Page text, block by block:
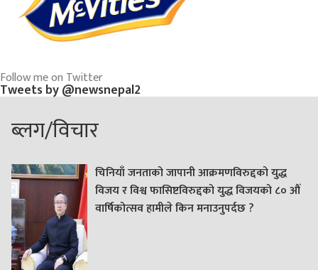
Follow me on Twitter
Tweets by @newsnepal2
ब्लग/विचार
चिनियाँ जनताको जापानी आक्रमणविरुद्दको युद्ध
विजय र विश्व फासिष्टविरुद्दको युद्ध विजयको ८० औं
वार्षिकोत्सव हामीले किन मनाउनुपर्दछ ?